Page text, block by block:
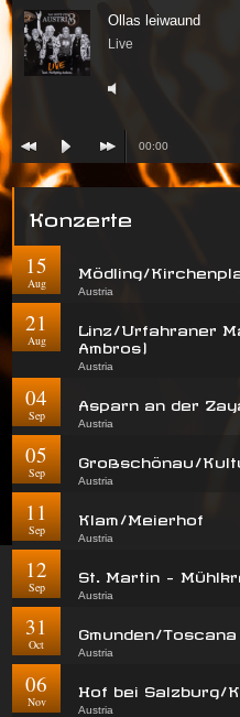
Ollas leiwaund
Live
00:00
Konzerte
15
Aug
Mödling/
Austria
21
Aug
Linz/Urfahraner
Ambros)
Austria
04
Sep
Asparn an der
Austria
05
Sep
Großschönau/
Austria
11
Sep
Klam/Meierhof
Austria
12
Sep
St. Martin -
Austria
31
Oct
Gmunden/
Austria
06
Nov
Hof bei Salzburg/
Austria